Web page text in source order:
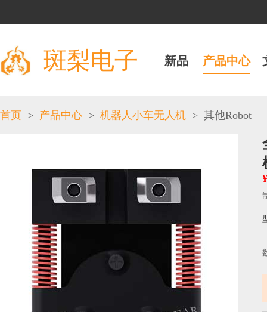
斑梨电子 新品 产品中心
首页 > 产品中心 > 机器人小车无人机 > 其他Robot